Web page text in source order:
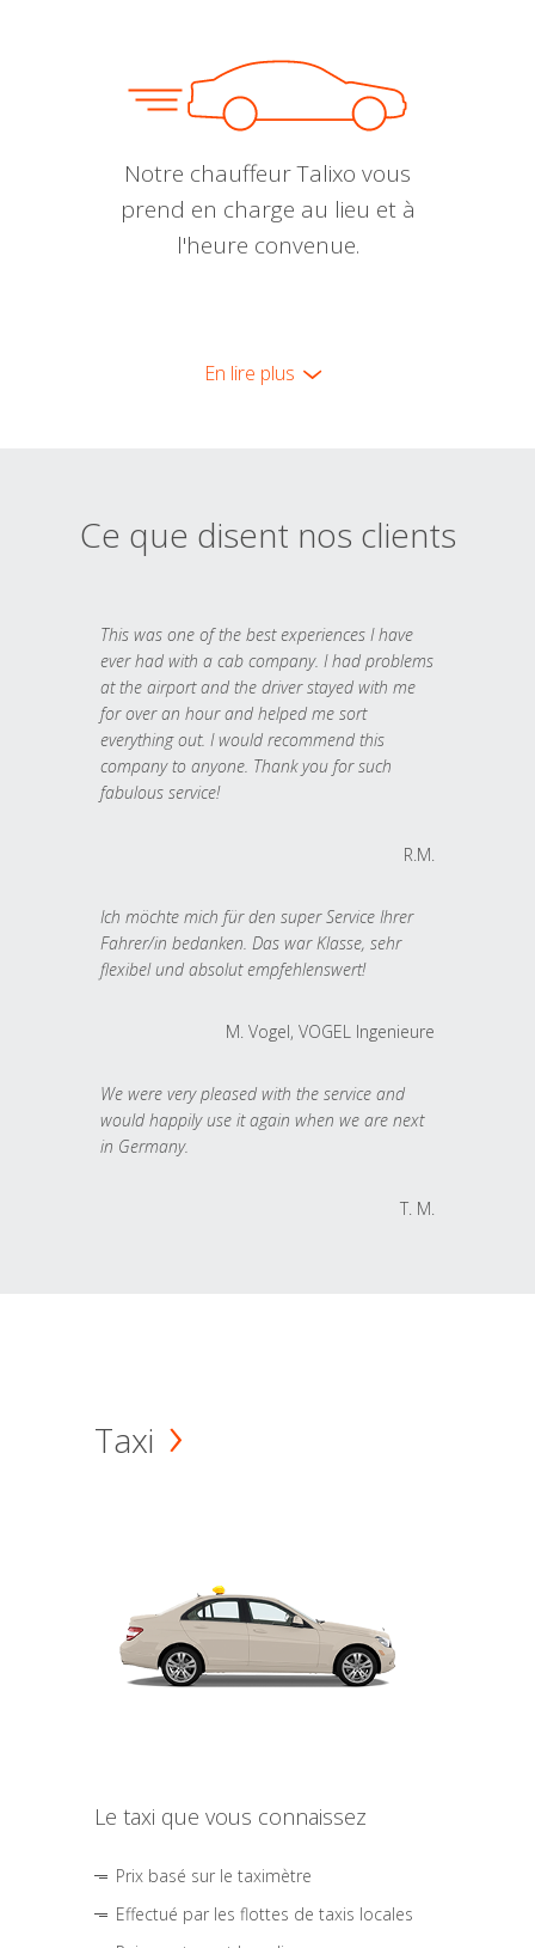
Notre chauffeur Talixo vous
prend en charge au lieu et à
l'heure convenue.
En lire plus
Ce que disent nos clients
This was one of the best experiences I have
ever had with a cab company. I had problems
at the airport and the driver stayed with me
for over an hour and helped me sort
everything out. I would recommend this
company to anyone. Thank you for such
fabulous service!
R.M.
Ich möchte mich für den super Service Ihrer
Fahrer/in bedanken. Das war Klasse, sehr
flexibel und absolut empfehlenswert!
M. Vogel, VOGEL Ingenieure
We were very pleased with the service and
would happily use it again when we are next
in Germany.
T. M.
Taxi
Le taxi que vous connaissez
Prix basé sur le taximètre
Effectué par les flottes de taxis locales